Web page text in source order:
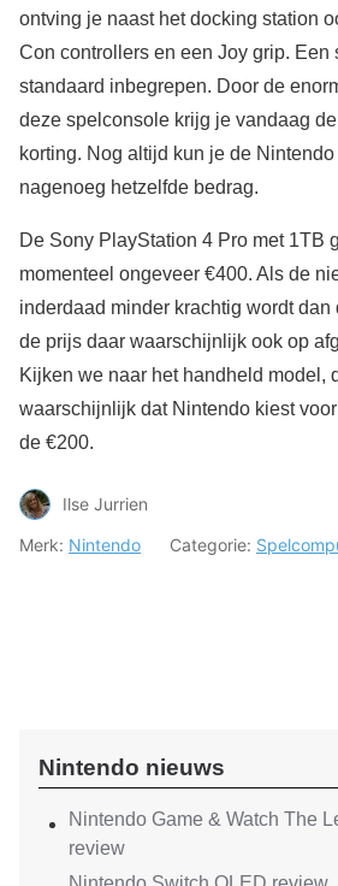
ontving je naast het docking station
Con controllers en een Joy grip. Een
standaard inbegrepen. Door de
deze spelconsole krijg je vandaag
korting. Nog altijd kun je de
nagenoeg hetzelfde bedrag.
De Sony PlayStation 4 Pro met 1TB
momenteel ongeveer €400. Als de
inderdaad minder krachtig wordt dan
de prijs daar waarschijnlijk ook op
Kijken we naar het handheld model,
waarschijnlijk dat Nintendo kiest
de €200.
Ilse Jurrien
Merk: Nintendo Categorie:
Nintendo nieuws
Nintendo Game & Watch The
review